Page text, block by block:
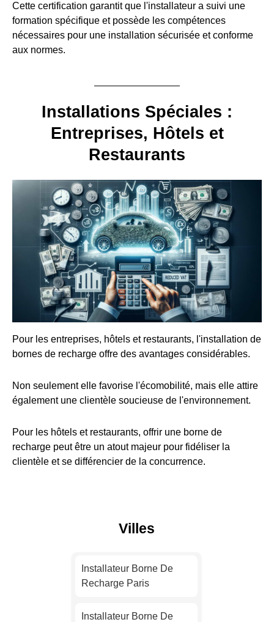
Cette certification garantit que l'installateur a suivi une
formation spécifique et possède les compétences
nécessaires pour une installation sécurisée et conforme
aux normes.
Installations Spéciales :
Entreprises, Hôtels et
Restaurants
Pour les entreprises, hôtels et restaurants, l'installation de
bornes de recharge offre des avantages considérables.
Non seulement elle favorise l'écomobilité, mais elle attire
également une clientèle soucieuse de l'environnement.
Pour les hôtels et restaurants, offrir une borne de
recharge peut être un atout majeur pour fidéliser la
clientèle et se différencier de la concurrence.
Villes
Installateur Borne De
Recharge Paris
Installateur Borne De